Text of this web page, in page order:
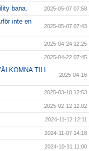
bana. 2025-05-07 07:58
inte en
2025-05-07 07:43
2025-04-24 12:25
2025-04-22 07:45
TILL
2025-04-16
2025-03-18 12:53
2025-02-12 12:02
2024-11-12 12:11
2024-11-07 14:18
2024-10-31 11:00